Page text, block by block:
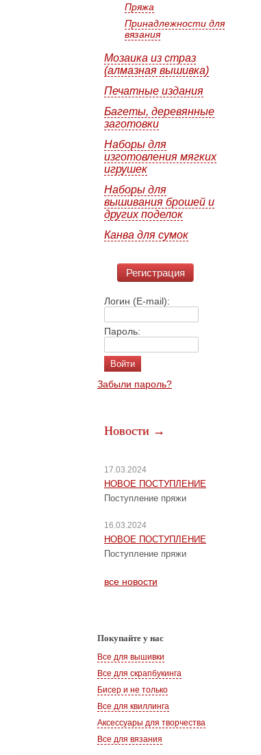
Пряжа
Принадлежности для
вязания
Мозаика из страз
(алмазная вышивка)
Печатные издания
Багеты, деревянные
заготовки
Наборы для
изготовления мягких
игрушек
Наборы для
вышивания брошей и
других поделок
Канва для сумок
Регистрация
Логин (E-mail):
Пароль:
Забыли пароль?
Новости →
17.03.2024
НОВОЕ ПОСТУПЛЕНИЕ
Поступление пряжи
16.03.2024
НОВОЕ ПОСТУПЛЕНИЕ
Поступление пряжи
все новости
Покупайте у нас
Все для вышивки
Все для скрапбукинга
Бисер и не только
Все для квиллинга
Аксессуары для творчества
Все для вязания